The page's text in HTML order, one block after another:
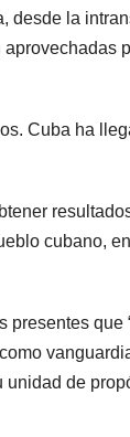
desde la
Cuba ha
cubano,
presentes que
unidad de